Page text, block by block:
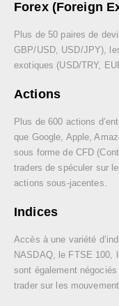
Forex (Foreign
Plus de 50 paires de
GBP/USD, USD/JPY),
exotiques (USD/TRY,
Actions
Plus de 600 actions
que Google, Apple,
sous forme de CFD
traders de spéculer sur
actions sous-jacentes.
Indices
Accès à une variété
NASDAQ, le FTSE 100,
sont également
trader sur les